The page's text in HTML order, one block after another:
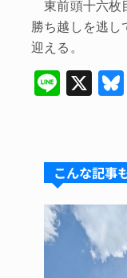
東前頭十六枚
勝ち越しを逃し
迎える。
Li
X
こんな記事